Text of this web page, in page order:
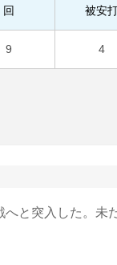
回 被安
9 4
と突入した。未